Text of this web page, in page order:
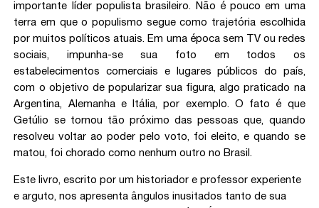
importante líder populista brasileiro. Não é pouco em uma
terra em que o populismo segue como trajetória escolhida
por muitos políticos atuais. Em uma época sem TV ou redes
sociais, impunha-se sua foto em todos os
estabelecimentos comerciais e lugares públicos do país,
com o objetivo de popularizar sua figura, algo praticado na
Argentina, Alemanha e Itália, por exemplo. O fato é que
Getúlio se tornou tão próximo das pessoas que, quando
resolveu voltar ao poder pelo voto, foi eleito, e quando se
matou, foi chorado como nenhum outro no Brasil.
Este livro, escrito por um historiador e professor experiente
e arguto, nos apresenta ângulos inusitados tanto de sua